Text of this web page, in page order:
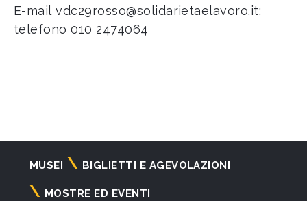
E-mailvdc29rosso@solidarietaelavoro.it;
telefono 010 2474064
Navigazione
MUSEI BIGLIETTI E AGEVOLAZIONI
MOSTRE ED EVENTI